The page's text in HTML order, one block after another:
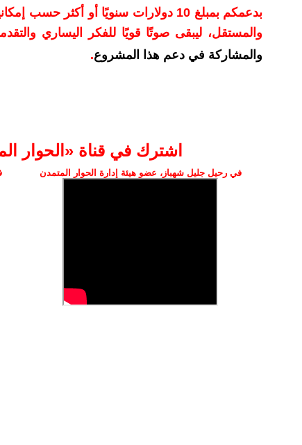
بدعمكم بمبلغ 10 دولارات سنويًا أو أكثر
والمستقل، ليبقى صوتًا قويًا للفكر اليساري
والمشاركة في دعم هذا المشروع.
اشترك في قناة ‫«الحوار
في رحيل جليل شهباز، عضو هيئة إدارة الحوار المتمدن